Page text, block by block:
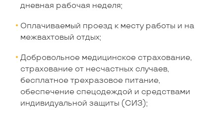
дневная рабочая неделя;
Оплачиваемый проезд к месту работы и на
межвахтовый отдых;
Добровольное медицинское страхование,
страхование от несчастных случаев,
бесплатное трехразовое питание,
обеспечение спецодеждой и средствами
индивидуальной защиты (СИЗ);